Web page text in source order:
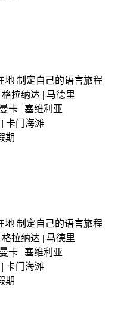
地 制定自己的语言旅程
拉纳达 | 马德里
卡 | 塞维利亚
卡门海滩
期
地 制定自己的语言旅程
拉纳达 | 马德里
卡 | 塞维利亚
卡门海滩
期